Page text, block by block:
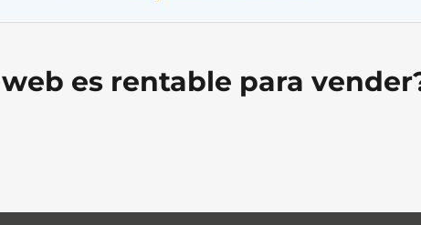
es rentable para